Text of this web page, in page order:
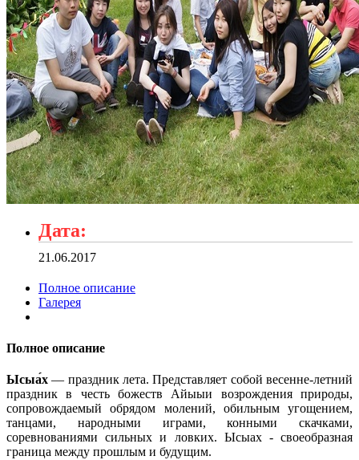
Дата:
21.06.2017
Полное описание
Галерея
Полное описание
Ысыа́х — праздник лета. Представляет собой весенне-летний
праздник в честь божеств Айыыи возрождения природы,
сопровождаемый обрядом молений, обильным угощением,
танцами, народными играми, конными скачками,
соревнованиями сильных и ловких. Ысыах - своеобразная
граница между прошлым и будущим.